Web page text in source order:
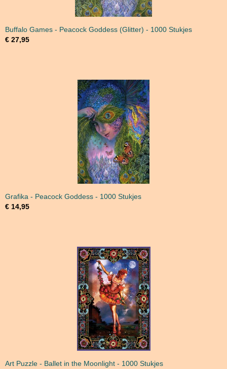
Buffalo Games - Peacock Goddess (Glitter) - 1000 Stukjes
€ 27,95
Grafika - Peacock Goddess - 1000 Stukjes
€ 14,95
Art Puzzle - Ballet in the Moonlight - 1000 Stukjes